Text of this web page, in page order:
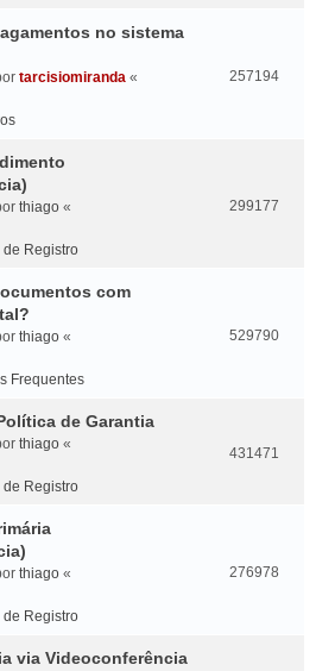
no sistema
tarcisiomiranda «
257194
thiago «
de Registro
299177
com
thiago «
Frequentes
529790
de Garantia
thiago «
de Registro
431471
thiago «
de Registro
276978
via Videoconferência